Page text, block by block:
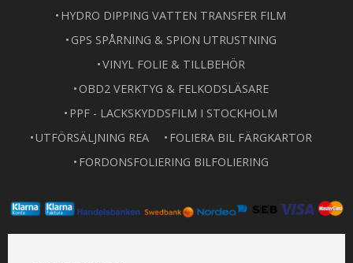
HYDRO DIPPING VATTEN TRANSFER FILM
GPS SPÅRNING & SPION UTRUSTNING
VINYL FOLIE & TILLBEHÖR
OBD2 VERKTYG & FELKODSLÄSARE
PPF - LACKSKYDDSFILM I STOCKHOLM
UTFÖRSÄLJNING REA
FOLIERA BIL FÄRGKARTOR
FORDONSFOLIERING BILFOLIERING